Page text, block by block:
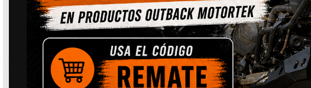
Click to enlarge